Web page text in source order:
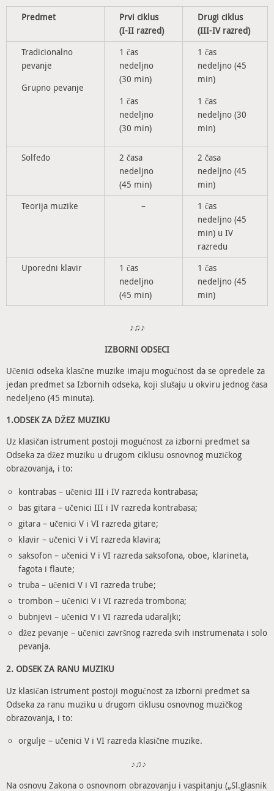
Predmet
Prvi ciklus
(I-II razred)
Drugi ciklus
(III-IV razred)
Tradicionalno
pevanje
Grupno pevanje
1 čas
nedeljno
(30 min)
1 čas
nedeljno
(30 min)
1 čas
nedeljno (45
min)
1 čas
nedeljno (30
min)
Solfeđo
2 časa
nedeljno
(45 min)
2 časa
nedeljno (45
min)
Teorija muzike
–
1 čas
nedeljno (45
min) u IV
razredu
Uporedni klavir
1 čas
nedeljno
(45 min)
1 čas
nedeljno (45
min)
♪♫♪
IZBORNI ODSECI
Učenici odseka klasčne muzike imaju mogućnost da se opredele za
jedan predmet sa Izbornih odseka, koji slušaju u okviru jednog časa
nedeljeno (45 minuta).
1.ODSEK ZA DŽEZ MUZIKU
Uz klasičan istrument postoji mogućnost za izborni predmet sa
Odseka za džez muziku u drugom ciklusu osnovnog muzičkog
obrazovanja, i to:
kontrabas – učenici III i IV razreda kontrabasa;
bas gitara – učenici III i IV razreda kontrabasa;
gitara – učenici V i VI razreda gitare;
klavir – učenici V i VI razreda klavira;
saksofon – učenici V i VI razreda saksofona, oboe, klarineta,
fagota i flaute;
truba – učenici V i VI razreda trube;
trombon – učenici V i VI razreda trombona;
bubnjevi – učenici V i VI razreda udaraljki;
džez pevanje – učenici završnog razreda svih instrumenata i solo
pevanja.
2. ODSEK ZA RANU MUZIKU
Uz klasičan istrument postoji mogućnost za izborni predmet sa
Odseka za ranu muziku u drugom ciklusu osnovnog muzičkog
obrazovanja, i to:
orgulje – učenici V i VI razreda klasične muzike.
♪♫♪
Na osnovu Zakona o osnovnom obrazovanju i vaspitanju („Sl.glasnik